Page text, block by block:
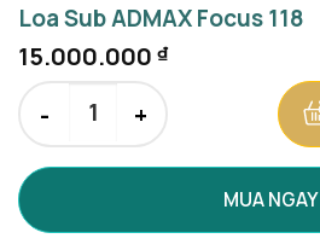
Loa Sub ADMAX Focus 118
15.000.000 ₫
Loa Sub ADMAX Focus 118 số lượng
MUA NGAY